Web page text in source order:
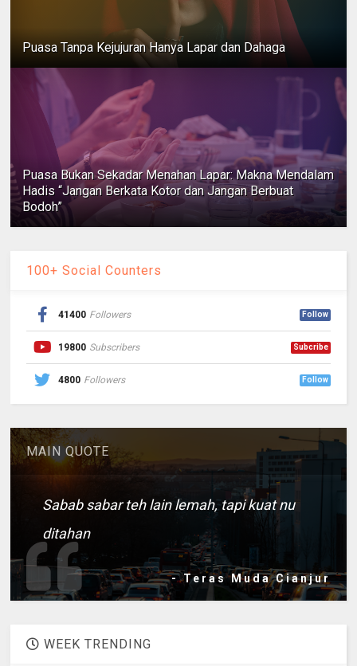
Puasa Tanpa Kejujuran Hanya Lapar dan Dahaga
Puasa Bukan Sekadar Menahan Lapar: Makna Mendalam
Hadis “Jangan Berkata Kotor dan Jangan Berbuat
Bodoh”
100+ Social Counters
41400 Followers Follow
19800 Subscribers Subcribe
4800 Followers Follow
MAIN QUOTE
Sabab sabar teh lain lemah, tapi kuat nu
ditahan
- Teras Muda Cianjur
WEEK TRENDING